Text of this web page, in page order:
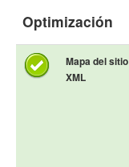
Optimización
Mapa del sitio
XML